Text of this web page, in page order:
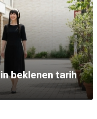
beklenen tarih